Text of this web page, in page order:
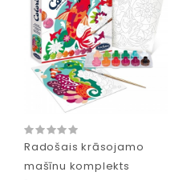
Radošais krāsojamo
mašīnu komplekts